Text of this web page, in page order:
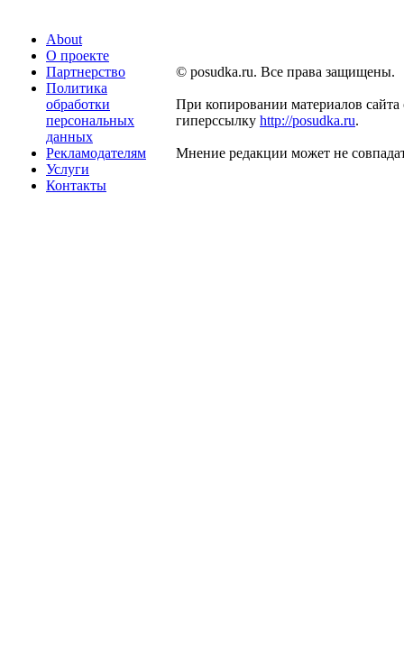
About
О проекте
Партнерство
Политика
обработки
персональных
данных
Рекламодателям
Услуги
Контакты
© posudka.ru. Все права защищены.
При копировании материалов сайта
гиперссылку http://posudka.ru.
Мнение редакции может не